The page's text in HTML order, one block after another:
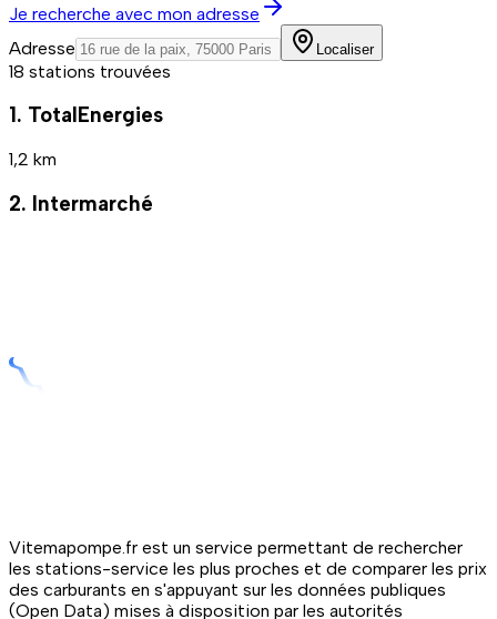
Je recherche avec mon adresse
Adresse
Localiser
18 stations trouvées
1. TotalEnergies
1,2 km
2. Intermarché
Vitemapompe.fr est un service permettant de rechercher
les stations-service les plus proches et de comparer les prix
des carburants en s'appuyant sur les données publiques
(Open Data) mises à disposition par les autorités